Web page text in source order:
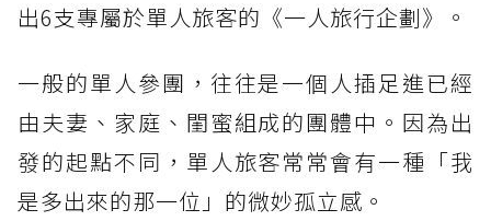
出6支專屬於單人旅客的《一人旅行企劃》。
一般的單人參團，往往是一個人插足進已經
由夫妻、家庭、閨蜜組成的團體中。因為出
發的起點不同，單人旅客常常會有一種「我
是多出來的那一位」的微妙孤立感。